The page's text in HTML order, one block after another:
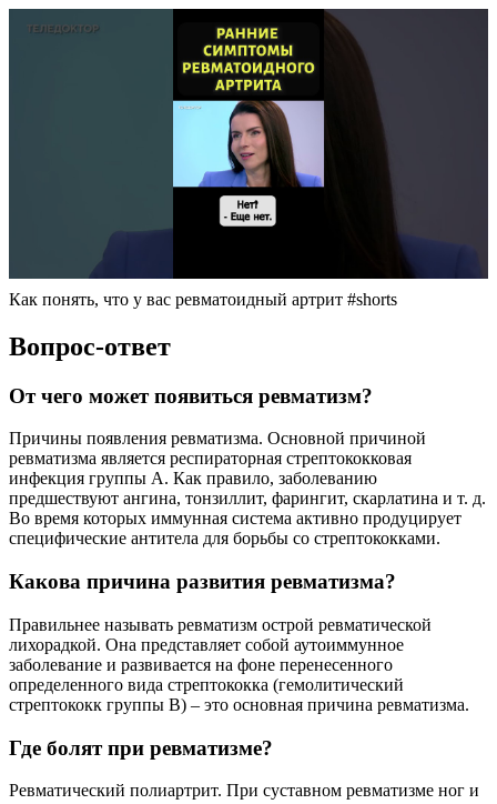
Как понять, что у вас ревматоидный артрит #shorts
Вопрос-ответ
От чего может появиться ревматизм?
Причины появления ревматизма. Основной причиной
ревматизма является респираторная стрептококковая
инфекция группы А. Как правило, заболеванию
предшествуют ангина, тонзиллит, фарингит, скарлатина и т. д.
Во время которых иммунная система активно продуцирует
специфические антитела для борьбы со стрептококками.
Какова причина развития ревматизма?
Правильнее называть ревматизм острой ревматической
лихорадкой. Она представляет собой аутоиммунное
заболевание и развивается на фоне перенесенного
определенного вида стрептококка (гемолитический
стрептококк группы В) – это основная причина ревматизма.
Где болят при ревматизме?
Ревматический полиартрит. При суставном ревматизме ног и